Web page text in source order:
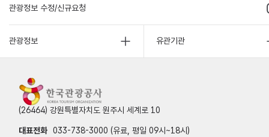
관광정보 수정/신규요청
관광정보 유관기관
(26464) 강원특별자치도 원주시 세계로 10
대표전화 033-738-3000 (유료, 평일 09시~18시)